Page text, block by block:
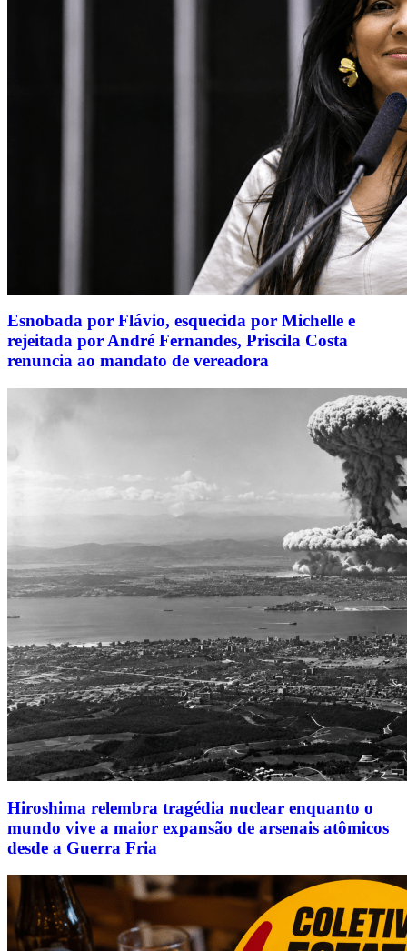
Esnobada por Flávio, esquecida por Michelle e
rejeitada por André Fernandes, Priscila Costa
renuncia ao mandato de vereadora
Hiroshima relembra tragédia nuclear enquanto o
mundo vive a maior expansão de arsenais atômicos
desde a Guerra Fria